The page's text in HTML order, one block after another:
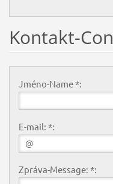
Kontakt-
Jméno-Name *:
E-mail: *:
Zpráva-Message: *: